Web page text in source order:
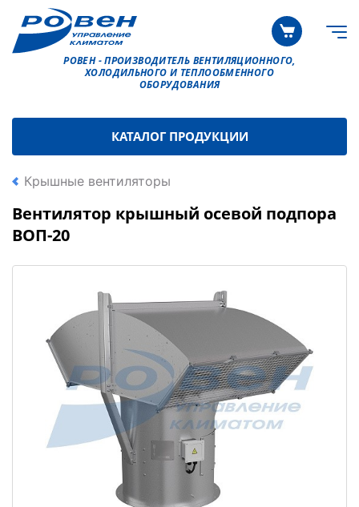
РОВЕН - ПРОИЗВОДИТЕЛЬ ВЕНТИЛЯЦИОННОГО,
ХОЛОДИЛЬНОГО И ТЕПЛООБМЕННОГО
ОБОРУДОВАНИЯ
КАТАЛОГ ПРОДУКЦИИ
Крышные вентиляторы
Вентилятор крышный осевой подпора
ВОП-20